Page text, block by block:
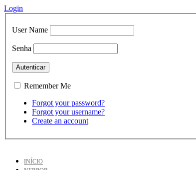
Login
User Name
Senha
Remember Me
Forgot your password?
Forgot your username?
Create an account
INÍCIO